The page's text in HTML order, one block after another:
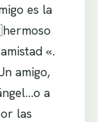
es la
«.
amigo,
a
las